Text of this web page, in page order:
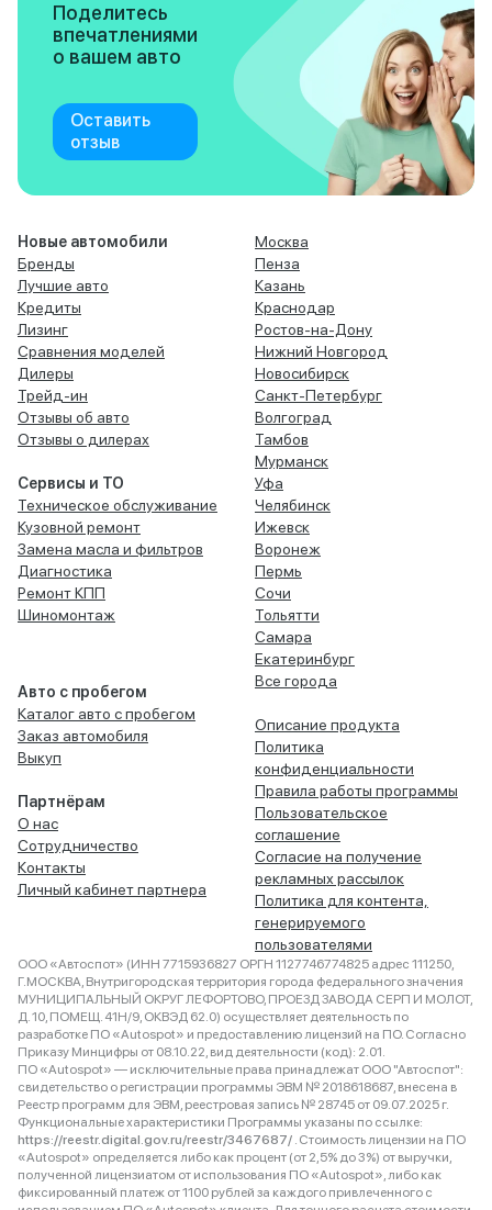
Поделитесь
впечатлениями
о вашем авто
Оставить
отзыв
Новые автомобили
Бренды
Лучшие авто
Кредиты
Лизинг
Сравнения моделей
Дилеры
Трейд-ин
Отзывы об авто
Отзывы о дилерах
Сервисы и ТО
Техническое обслуживание
Кузовной ремонт
Замена масла и фильтров
Диагностика
Ремонт КПП
Шиномонтаж
Авто с пробегом
Каталог авто с пробегом
Заказ автомобиля
Выкуп
Партнёрам
О нас
Сотрудничество
Контакты
Личный кабинет партнера
Москва
Пенза
Казань
Краснодар
Ростов-на-Дону
Нижний Новгород
Новосибирск
Санкт-Петербург
Волгоград
Тамбов
Мурманск
Уфа
Челябинск
Ижевск
Воронеж
Пермь
Сочи
Тольятти
Самара
Екатеринбург
Все города
Описание продукта
Политика
конфиденциальности
Правила работы программы
Пользовательское
соглашение
Согласие на получение
рекламных рассылок
Политика для контента,
генерируемого
пользователями
ООО «Автоспот» (ИНН 7715936827 ОРГН 1127746774825 адрес 111250,
Г.МОСКВА, Внутригородская территория города федерального значения
МУНИЦИПАЛЬНЫЙ ОКРУГ ЛЕФОРТОВО, ПРОЕЗД ЗАВОДА СЕРП И МОЛОТ,
Д. 10, ПОМЕЩ. 41Н/9, ОКВЭД 62.0) осуществляет деятельность по
разработке ПО «Autospot» и предоставлению лицензий на ПО. Согласно
Приказу Минцифры от 08.10.22, вид деятельности (код): 2.01.
ПО «Autospot» — исключительные права принадлежат ООО "Автоспот":
свидетельство о регистрации программы ЭВМ № 2018618687, внесена в
Реестр программ для ЭВМ, реестровая запись № 28745 от 09.07.2025 г.
Функциональные характеристики Программы указаны по ссылке:
https://reestr.digital.gov.ru/reestr/3467687/ . Стоимость лицензии на ПО
«Autospot» определяется либо как процент (от 2,5% до 3%) от выручки,
полученной лицензиатом от использования ПО «Autospot», либо как
фиксированный платеж от 1100 рублей за каждого привлеченного с